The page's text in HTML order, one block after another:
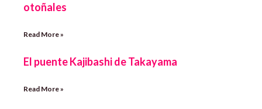
otoñales
Read More »
El puente Kajibashi de Takayama
Read More »